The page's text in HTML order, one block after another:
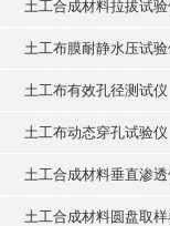
土工合成材料拉拔试验
土工布膜耐静水压试验
土工布有效孔径测试仪
土工布动态穿孔试验仪
土工合成材料垂直渗透
土工合成材料圆盘取样